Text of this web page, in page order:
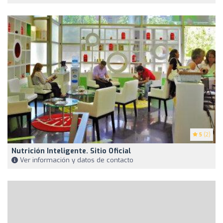
5 (2)
Nutrición Inteligente. Sitio Oficial
Ver información y datos de contacto